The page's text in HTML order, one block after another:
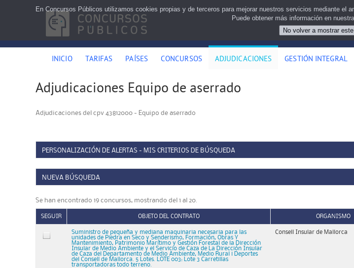
INICIO TARIFAS PAÍSES CONCURSOS ADJUDICACIONES GESTIÓN INTEGRAL
Adjudicaciones Equipo de aserrado
Adjudicaciones del cpv 43812000 - Equipo de aserrado
PERSONALIZACIÓN DE ALERTAS - MIS CRITERIOS DE BÚSQUEDA
NUEVA BÚSQUEDA
Se han encontrado 19 concursos, mostrando del 1 al 20.
SEGUIR OBJETO DEL CONTRATO ORGANISMO
Suministro de pequeña y mediana maquinaria necesaria para las
unidades de Piedra en Seco y Senderismo, Formación, Obras Y
Mantenimiento, Patrimonio Marítimo y Gestión Forestal de la Dirección
Insular de Medio Ambiente y el Servicio de Caza de La Dirección Insular
de Caza del Departamento de Medio Ambiente, Medio Rural i Deportes
del Consell de Mallorca. 5 Lotes. LOTE 003: Lote 3 Carretillas
transportadoras todo terreno.
Consell Insular de Mallorca
En Concursos Públicos utilizamos cookies propias y de terceros para mejorar nuestros servicios mediante
Puede obtener más información en